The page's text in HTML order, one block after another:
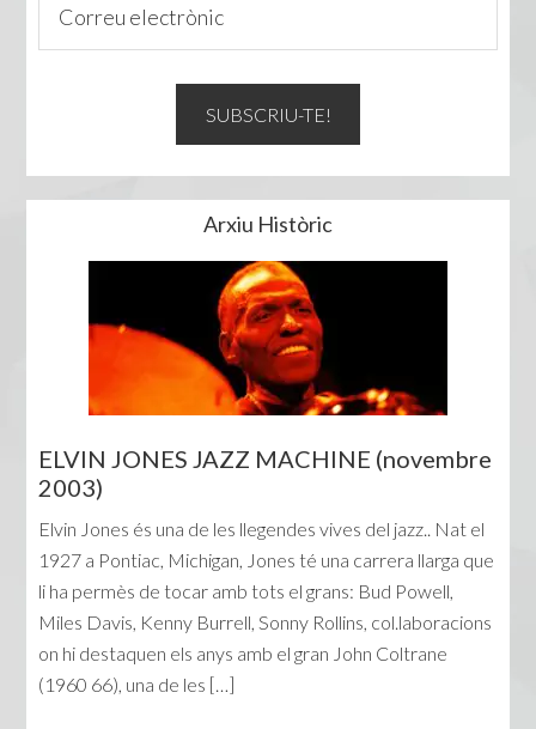
Arxiu Històric
ELVIN JONES JAZZ MACHINE (novembre
2003)
Elvin Jones és una de les llegendes vives del jazz.. Nat el
1927 a Pontiac, Michigan, Jones té una carrera llarga que
li ha permès de tocar amb tots el grans: Bud Powell,
Miles Davis, Kenny Burrell, Sonny Rollins, col.laboracions
on hi destaquen els anys amb el gran John Coltrane
(1960 66), una de les […]